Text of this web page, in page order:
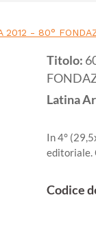
2012 - 80°
Titolo:
Latina
In 4°
editoriale.
Codice